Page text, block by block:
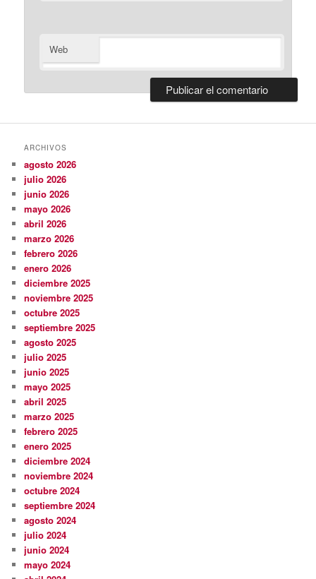
Web
ARCHIVOS
agosto 2026
julio 2026
junio 2026
mayo 2026
abril 2026
marzo 2026
febrero 2026
enero 2026
diciembre 2025
noviembre 2025
octubre 2025
septiembre 2025
agosto 2025
julio 2025
junio 2025
mayo 2025
abril 2025
marzo 2025
febrero 2025
enero 2025
diciembre 2024
noviembre 2024
octubre 2024
septiembre 2024
agosto 2024
julio 2024
junio 2024
mayo 2024